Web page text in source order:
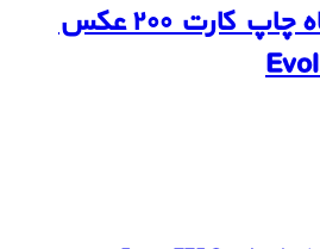
ریبون رنگی دستگاه چاپ کارت ۲۰۰ عکس